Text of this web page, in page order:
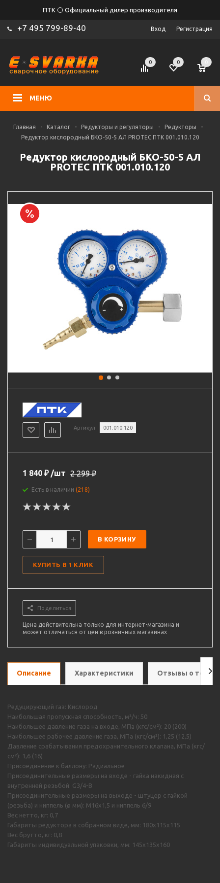
ПТК ⚪ Официальный дилер производителя
+7 495 799-89-40 Вход Регистрация
МЕНЮ
0 0
Главная - Каталог - Редукторы и регуляторы - Редукторы
-
Редуктор кислородный БКО-50-5 АЛ PROTEC ПТК 001.010.120
Редуктор кислородный БКО-50-5 АЛ
PROTEC ПТК 001.010.120
Артикул 001.010.120
1 840 ₽ /шт 2 299₽
Есть в наличии (218)
В КОРЗИНУ
КУПИТЬ В 1 КЛИК
Поделиться
Цена действительна только для интернет-магазина и
может отличаться от цен в розничных магазинах
Описание Характеристики Отзывы о
Редуцирующий газ: Кислород
Наибольшая пропускная способность, м³/ч: 50
Наибольшее давление газа на входе, МПа (кгс/см²): 20 (200)
Наибольшее рабочее давление газа, МПа (кгс/см²): 1,25 (12,5)
Давление срабатывания предохранительного клапана, МПа (кгс/
см²): 1,6 (16)
Присоединение к баллону: Радиальное
Присоединительные размеры на входе - гайка накидная с
внутренней резьбой: G3/4-B
Присоединительные размеры на выходе - штуцер с гайкой
(резьба) и ниппель (ø мм): M16х1,5 и ниппель 6/9
Вес нетто, кг: 0,7
Габариты редуктора в собранном виде, мм: 180х115х115
Вес брутто, кг: 0,8
Габариты индивидуальной упаковки, мм: 145х135х160